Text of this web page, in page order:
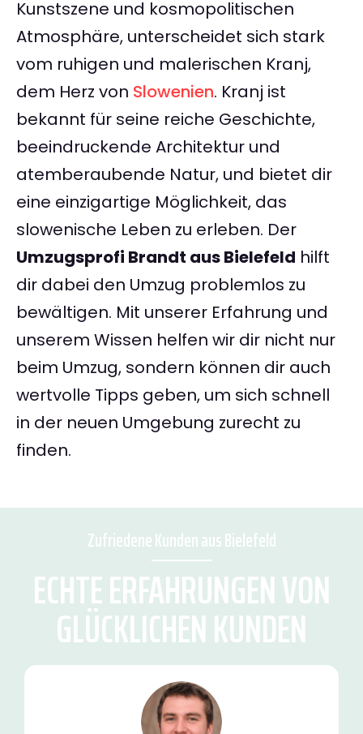
Kunstszene und kosmopolitischen
Atmosphäre, unterscheidet sich stark
vom ruhigen und malerischen Kranj,
dem Herz von Slowenien. Kranj ist
bekannt für seine reiche Geschichte,
beeindruckende Architektur und
atemberaubende Natur, und bietet dir
eine einzigartige Möglichkeit, das
slowenische Leben zu erleben. Der
Umzugsprofi Brandt aus Bielefeld hilft
dir dabei den Umzug problemlos zu
bewältigen. Mit unserer Erfahrung und
unserem Wissen helfen wir dir nicht nur
beim Umzug, sondern können dir auch
wertvolle Tipps geben, um sich schnell
in der neuen Umgebung zurecht zu
finden.
Zufriedene Kunden aus Bielefeld
ECHTE ERFAHRUNGEN VON
GLÜCKLICHEN KUNDEN